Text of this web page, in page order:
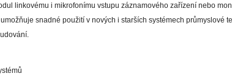
linkovému i mikrofonímu vstupu záznamového zařízení nebo
snadné použití v nových i starších systémech průmyslové